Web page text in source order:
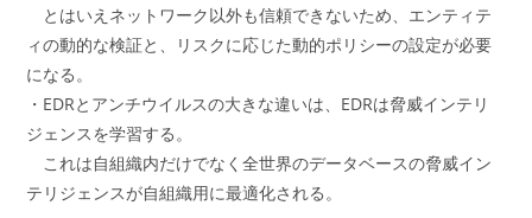
とはいえネットワーク以外も信頼できないため、エンティテ
ィの動的な検証と、リスクに応じた動的ポリシーの設定が必要
になる。
・EDRとアンチウイルスの大きな違いは、EDRは脅威インテリ
ジェンスを学習する。
これは自組織内だけでなく全世界のデータベースの脅威イン
テリジェンスが自組織用に最適化される。